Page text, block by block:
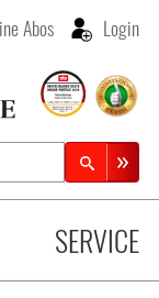
Abos Login
SERVICE